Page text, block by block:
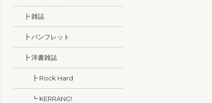
┣ 雑誌
┣ パンフレット
┣ 洋書雑誌
┣ Rock Hard
┗ KERRANG!